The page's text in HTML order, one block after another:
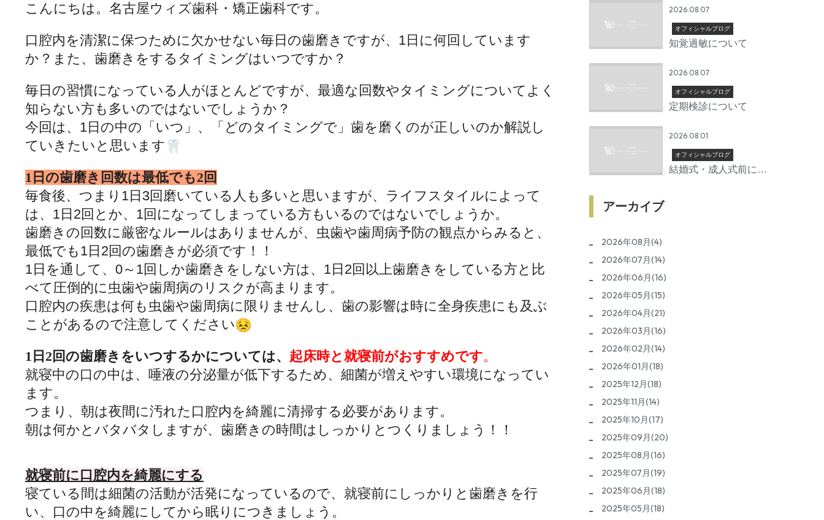
こんにちは。名古屋ウィズ歯科・矯正歯科です。
口腔内を清潔に保つために欠かせない毎日の歯磨きですが、 1日に何回しています
か？また、歯磨きをするタイミングはいつですか？
毎日の習慣になっている人がほとんどですが、最適な回数やタイミングについてよく
知らない方も多いのではないでしょうか？
今回は、1日の中の「いつ」、「どのタイミングで」歯を磨くのが正しいのか解説し
ていきたいと思います
1日の歯磨き回数は最低でも2回
毎食後、つまり1日3回磨いている人も多いと思いますが、 ライフスタイルによって
は、1日2回とか、 1回になってしまっている方もいるのではないでしょうか。
歯磨きの回数に厳密なルールはありませんが、 虫歯や歯周病予防の観点からみると、
最低でも1日2回の歯磨きが必須です！！
1日を通して、0～1回しか歯磨きをしない方は、 1日2回以上歯磨きをしている方と比
べて圧倒的に虫歯や歯周病の リスクが高まります。
口腔内の疾患は何も虫歯や歯周病に限りませんし、歯の影響は時に全身疾患にも及ぶ
ことがあるので注意してください
1日2回の歯磨きをいつするかについては、 起床時と就寝前がおすすめです。
就寝中の口の中は、唾液の分泌量が低下するため、細菌が増えやすい環境になってい
ます。
つまり、朝は夜間に汚れた口腔内を綺麗に清掃する必要があります。
朝は何かとバタバタしますが、歯磨きの時間はしっかりとつくりましょう！！
就寝前に口腔内を綺麗にする
寝ている間は細菌の活動が活発になっているので、就寝前にしっかりと歯磨きを行
い、 口の中を綺麗にしてから眠りにつきましょう。
2026.08.07
オフィシャルブログ
知覚過敏について
2026.08.07
オフィシャルブログ
定期検診について
2026.08.01
オフィシャルブログ
結婚式・成人式前に矯
アーカイブ
2026年08月(4)
2026年07月(14)
2026年06月(16)
2026年05月(15)
2026年04月(21)
2026年03月(16)
2026年02月(14)
2026年01月(18)
2025年12月(18)
2025年11月(14)
2025年10月(17)
2025年09月(20)
2025年08月(16)
2025年07月(19)
2025年06月(18)
2025年05月(18)